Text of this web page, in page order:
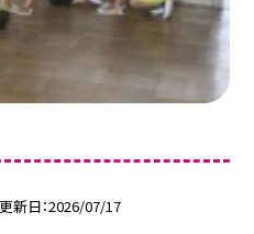
更新日 2026/07/17